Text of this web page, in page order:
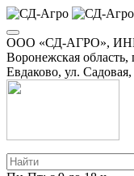
ООО «СД-АГРО», ИНН/
Воронежская
Евдаково, ул.